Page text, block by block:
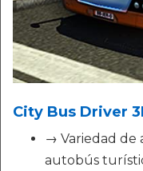
City Bus Driver
→ Variedad de
autobús